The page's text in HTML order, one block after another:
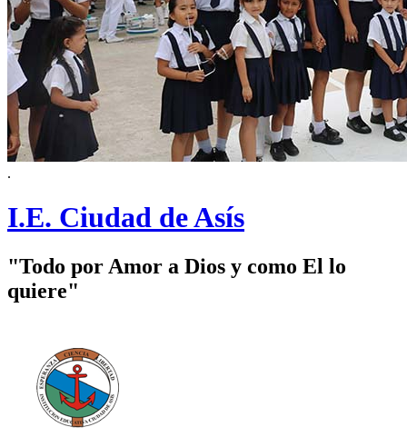
.
I.E. Ciudad de Asís
"Todo por Amor a Dios y como El lo
quiere"